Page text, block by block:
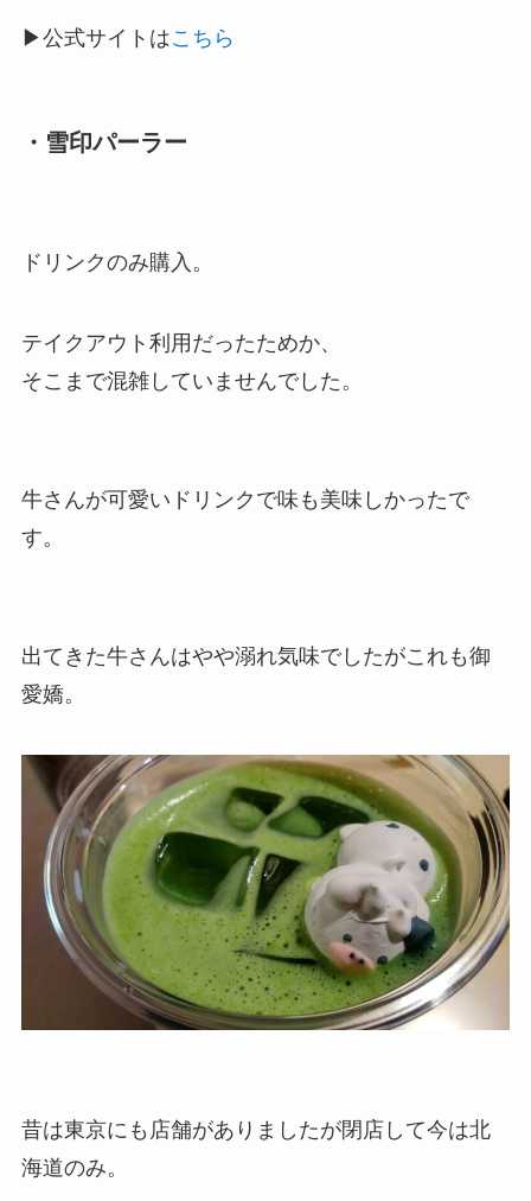
▶公式サイトはこちら
・雪印パーラー
ドリンクのみ購入。
テイクアウト利用だったためか、
そこまで混雑していませんでした。
牛さんが可愛いドリンクで味も美味しかったで
す。
出てきた牛さんはやや溺れ気味でしたがこれも御
愛嬌。
昔は東京にも店舗がありましたが閉店して今は北
海道のみ。